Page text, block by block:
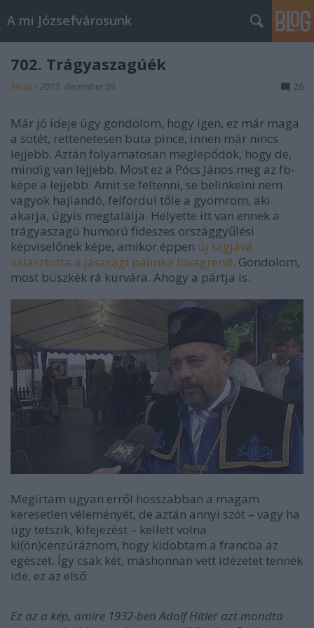
A mi Józsefvárosunk
702. Trágyaszagúék
Amijo • 2017. december 09. 26
Már jó ideje úgy gondolom, hogy igen, ez már maga
a sötét, rettenetesen buta pince, innen már nincs
lejjebb. Aztán folyamatosan meglepődök, hogy de,
mindig van lejjebb. Most ez a Pócs János meg az fb-
képe a lejjebb. Amit se feltenni, se belinkelni nem
vagyok hajlandó, felfordul tőle a gyomrom, aki
akarja, úgyis megtalálja. Helyette itt van ennek a
trágyaszagú humorú fideszes országgyűlési
képviselőnek képe, amikor éppen új tagjává
választotta a jászsági pálinka lovagrend. Gondolom,
most büszkék rá kurvára. Ahogy a pártja is.
Megírtam ugyan erről hosszabban a magam
keresetlen véleményét, de aztán annyi szót – vagy ha
úgy tetszik, kifejezést – kellett volna
ki(ön)cenzúráznom, hogy kidobtam a francba az
egészet. Így csak két, máshonnan vett idézetet tennék
ide, ez az első:
Ez az a kép, amire 1932-ben Adolf Hitler azt mondta